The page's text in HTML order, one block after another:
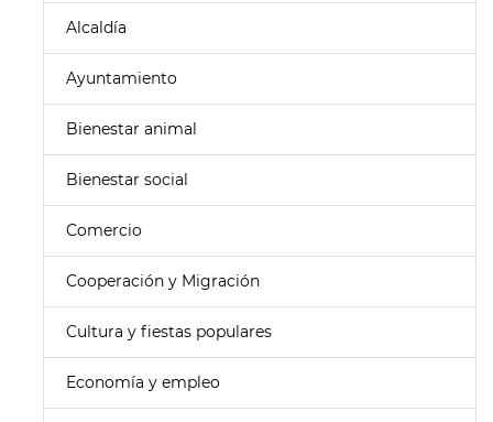
Alcaldía
Ayuntamiento
Bienestar animal
Bienestar social
Comercio
Cooperación y Migración
Cultura y fiestas populares
Economía y empleo